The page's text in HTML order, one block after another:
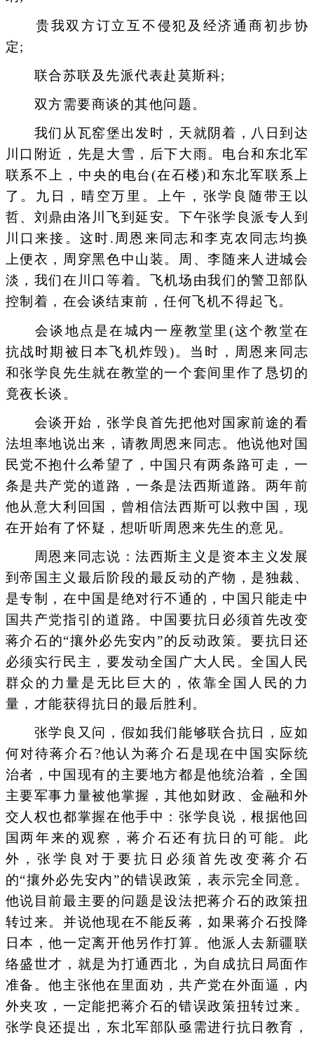
贵我双方订立互不侵犯及经济通商初步协
定;
联合苏联及先派代表赴莫斯科;
双方需要商谈的其他问题。
我们从瓦窑堡出发时，天就阴着，八日到达
川口附近，先是大雪，后下大雨。电台和东北军
联系不上，中央的电台(在石楼)和东北军联系上
了。九日，晴空万里。上午，张学良随带王以
哲、刘鼎由洛川飞到延安。下午张学良派专人到
川口来接。这时.周恩来同志和李克农同志均换
上便衣，周穿黑色中山装。周、李随来人进城会
淡，我们在川口等着。飞机场由我们的警卫部队
控制着，在会谈结束前，任何飞机不得起飞。
会谈地点是在城内一座教堂里(这个教堂在
抗战时期被日本飞机炸毁)。当时，周恩来同志
和张学良先生就在教堂的一个套间里作了恳切的
竟夜长谈。
会谈开始，张学良首先把他对国家前途的看
法坦率地说出来，请教周恩来同志。他说他对国
民党不抱什么希望了，中国只有两条路可走，一
条是共产党的道路，一条是法西斯道路。两年前
他从意大利回国，曾相信法西斯可以救中国，现
在开始有了怀疑，想听听周恩来先生的意见。
周恩来同志说：法西斯主义是资本主义发展
到帝国主义最后阶段的最反动的产物，是独裁、
是专制，在中国是绝对行不通的，中国只能走中
国共产党指引的道路。中国要抗日必须首先改变
蒋介石的“攘外必先安内”的反动政策。要抗日还
必须实行民主，要发动全国广大人民。全国人民
群众的力量是无比巨大的，依靠全国人民的力
量，才能获得抗日的最后胜利。
张学良又问，假如我们能够联合抗日，应如
何对待蒋介石?他认为蒋介石是现在中国实际统
治者，中国现有的主要地方都是他统治着，全国
主要军事力量被他掌握，其他如财政、金融和外
交人权也都掌握在他手中：张学良说，根据他回
国两年来的观察，蒋介石还有抗日的可能。此
外，张学良对于要抗日必须首先改变蒋介石
的“攘外必先安内”的错误政策，表示完全同意。
他说目前最主要的问题是设法把蒋介石的政策扭
转过来。并说他现在不能反蒋，如果蒋介石投降
日本，他一定离开他另作打算。他派人去新疆联
络盛世才，就是为打通西北，为自成抗日局面作
准备。他主张他在里面劝，共产党在外面逼，内
外夹攻，一定能把蒋介石的错误政策扭转过来。
张学良还提出，东北军部队亟需进行抗日教育，